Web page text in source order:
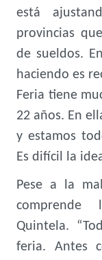
está
provincias
de sueldos.
haciendo es
Feria tiene
22 años. En
y estamos
Es difícil la
Pese a la
Quintela.
feria. Antes